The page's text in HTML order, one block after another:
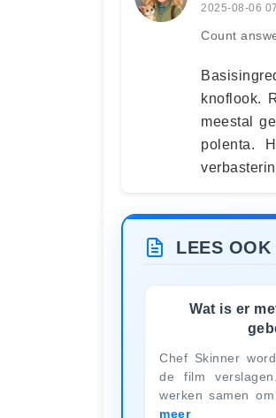
2025-08-06
Count
knoflook.
meestal
polenta.
LEES OOK
Wat is er
Chef Skinner
de film
werken samen
meer